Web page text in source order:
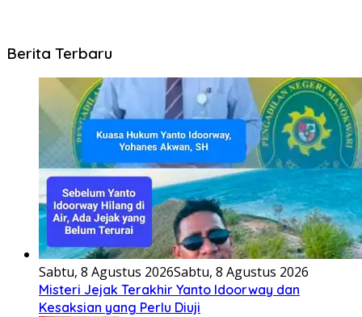
Berita Terbaru
Sabtu, 8 Agustus 2026Sabtu, 8 Agustus 2026
Misteri Jejak Terakhir Yanto Idoorway dan
Kesaksian yang Perlu Diuji